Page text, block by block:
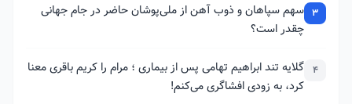
3 سهم سپاهان و ذوب آهن از ملی‌پوشان حاضر در جام جهانی
چقدر است؟
4 گلایه تند ابراهیم تهامی پس از بیماری ؛ مرام را کریم باقری معنا
کرد، به زودی افشاگری می‌کنم!